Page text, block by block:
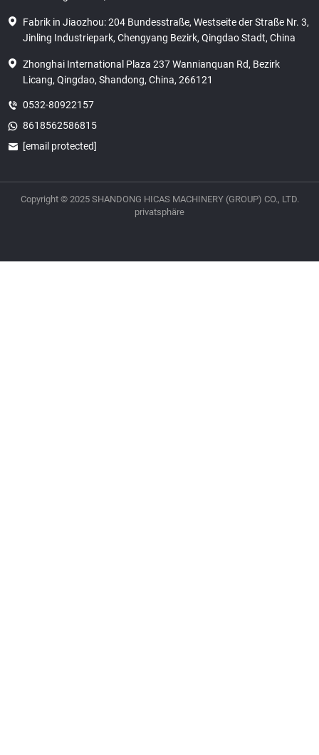
Fabrik in Jiaozhou: 204 Bundesstraße, Westseite der Straße Nr. 3,
Jinling Industriepark, Chengyang Bezirk, Qingdao Stadt, China
Zhonghai International Plaza 237 Wannianquan Rd, Bezirk
Licang, Qingdao, Shandong, China, 266121
0532-80922157
8618562586815
[email protected]
Copyright © 2025 SHANDONG HICAS MACHINERY (GROUP) CO., LTD.
privatsphäre